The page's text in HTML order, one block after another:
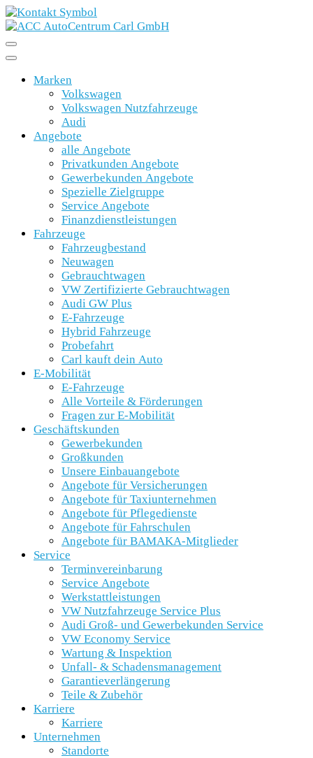
Marken
Volkswagen
Volkswagen Nutzfahrzeuge
Audi
Angebote
alle Angebote
Privatkunden Angebote
Gewerbekunden Angebote
Spezielle Zielgruppe
Service Angebote
Finanzdienstleistungen
Fahrzeuge
Fahrzeugbestand
Neuwagen
Gebrauchtwagen
VW Zertifizierte Gebrauchtwagen
Audi GW Plus
E-Fahrzeuge
Hybrid Fahrzeuge
Probefahrt
Carl kauft dein Auto
E-Mobilität
E-Fahrzeuge
Alle Vorteile & Förderungen
Fragen zur E-Mobilität
Geschäftskunden
Gewerbekunden
Großkunden
Unsere Einbauangebote
Angebote für Versicherungen
Angebote für Taxiunternehmen
Angebote für Pflegedienste
Angebote für Fahrschulen
Angebote für BAMAKA-Mitglieder
Service
Terminvereinbarung
Service Angebote
Werkstattleistungen
VW Nutzfahrzeuge Service Plus
Audi Groß- und Gewerbekunden Service
VW Economy Service
Wartung & Inspektion
Unfall- & Schadensmanagement
Garantieverlängerung
Teile & Zubehör
Karriere
Karriere
Unternehmen
Standorte